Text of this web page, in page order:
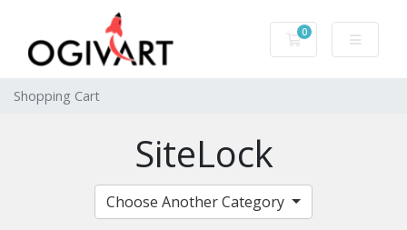
0
Shopping Cart
Shopping Cart
SiteLock
Choose Another Category